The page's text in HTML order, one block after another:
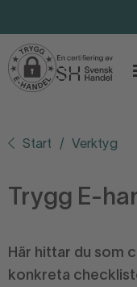
Start Verktyg
Trygg E-
Här hittar du som
konkreta